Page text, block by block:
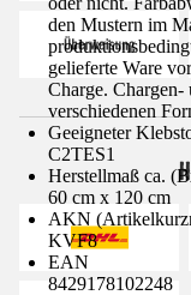
den Mustern im
gelieferte Ware
Charge. Chargen-
verschiedenen
Geeigneter
C2TES1
Herstellmaß ca.
60 cm x 120 cm
AKN
KVF8
EAN
8429178102248